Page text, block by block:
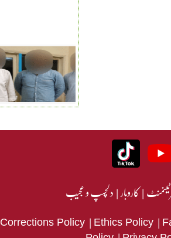
|کاروبار|دلچسپ و عجیب
Corrections Policy | Ethics Policy |